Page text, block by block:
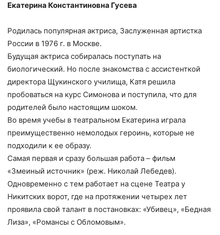
Екатерина Константиновна Гусева
Родилась популярная актриса, Заслуженная артистка
России в 1976 г. в Москве.
Будущая актриса собиралась поступать на
биологический. Но после знакомства с ассистенткой
директора Щукинского училища, Катя решила
пробоваться на курс Симонова и поступила, что для
родителей было настоящим шоком.
Во время учебы в театральном Екатерина играла
преимущественно немолодых героинь, которые не
подходили к ее образу.
Самая первая и сразу большая работа – фильм
«Змеиный источник» (реж. Николай Лебедев).
Одновременно с тем работает на сцене Театра у
Никитских ворот, где на протяжении четырех лет
проявила свой талант в постановках: «Убивец», «Бедная
Лиза», «Романсы с Обломовым».